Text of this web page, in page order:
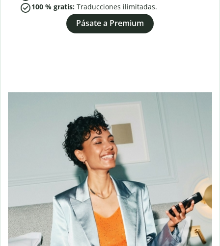
100 % gratis: Traducciones ilimitadas.
Pásate a Premium